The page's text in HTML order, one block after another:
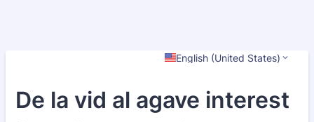
English (United States)
De la vid al agave interest